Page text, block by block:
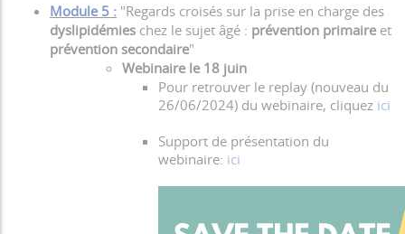
Module 5 : "Regards croisés sur la prise en charge des
dyslipidémies chez le sujet âgé : prévention primaireet
prévention secondaire"
Webinaire le 18 juin
​​​​Pour retrouver le replay (nouveau du
26/06/2024) du webinaire, cliquez ici
Support de présentation du
webinaire: ici